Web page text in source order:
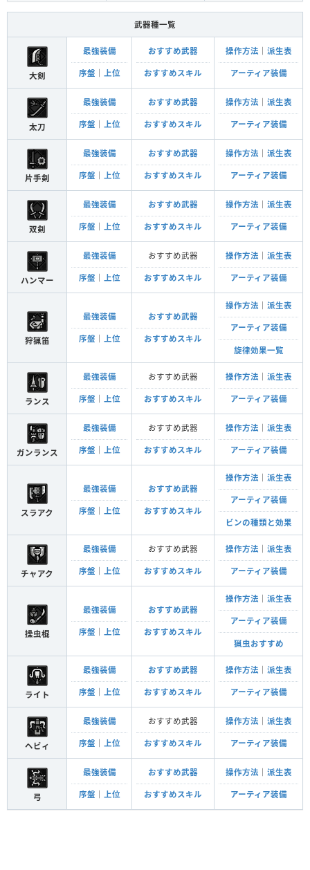
武器種一覧
大剣
最強装備
序盤 上位
おすすめ武器
おすすめスキル
操作方法 派生表
アーティア装備
太刀
最強装備
序盤 上位
おすすめ武器
おすすめスキル
操作方法 派生表
アーティア装備
片手剣
最強装備
序盤 上位
おすすめ武器
おすすめスキル
操作方法 派生表
アーティア装備
双剣
最強装備
序盤 上位
おすすめ武器
おすすめスキル
操作方法 派生表
アーティア装備
ハンマー
最強装備
序盤 上位
おすすめ武器
おすすめスキル
操作方法 派生表
アーティア装備
狩猟笛
最強装備
序盤 上位
おすすめ武器
おすすめスキル
操作方法 派生表
アーティア装備
旋律効果一覧
ランス
最強装備
序盤 上位
おすすめ武器
おすすめスキル
操作方法 派生表
アーティア装備
ガンランス
最強装備
序盤 上位
おすすめ武器
おすすめスキル
操作方法 派生表
アーティア装備
スラアク
最強装備
序盤 上位
おすすめ武器
おすすめスキル
操作方法 派生表
アーティア装備
ビンの種類と効果
チャアク
最強装備
序盤 上位
おすすめ武器
おすすめスキル
操作方法 派生表
アーティア装備
操虫棍
最強装備
序盤 上位
おすすめ武器
おすすめスキル
操作方法 派生表
アーティア装備
猟虫おすすめ
ライト
最強装備
序盤 上位
おすすめ武器
おすすめスキル
操作方法 派生表
アーティア装備
ヘビィ
最強装備
序盤 上位
おすすめ武器
おすすめスキル
操作方法 派生表
アーティア装備
弓
最強装備
序盤 上位
おすすめ武器
おすすめスキル
操作方法 派生表
アーティア装備